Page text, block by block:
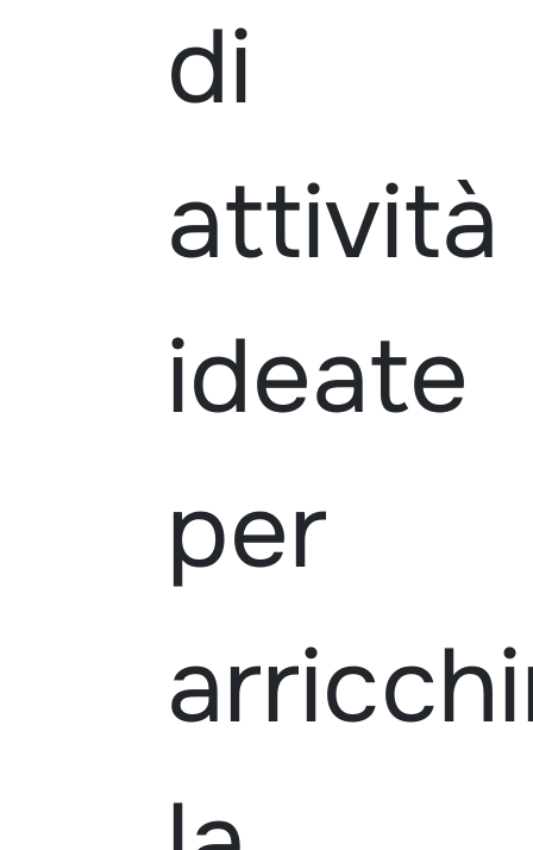
di
attività
ideate
per